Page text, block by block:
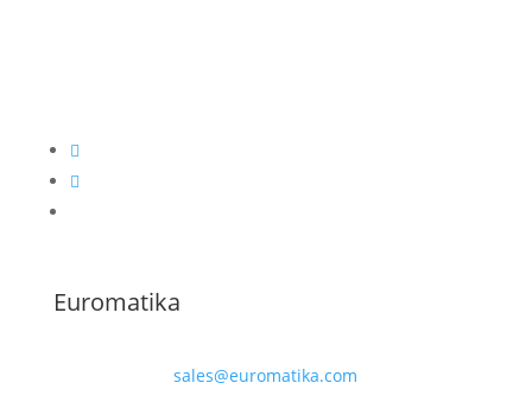
Euromatika
sales@euromatika.com